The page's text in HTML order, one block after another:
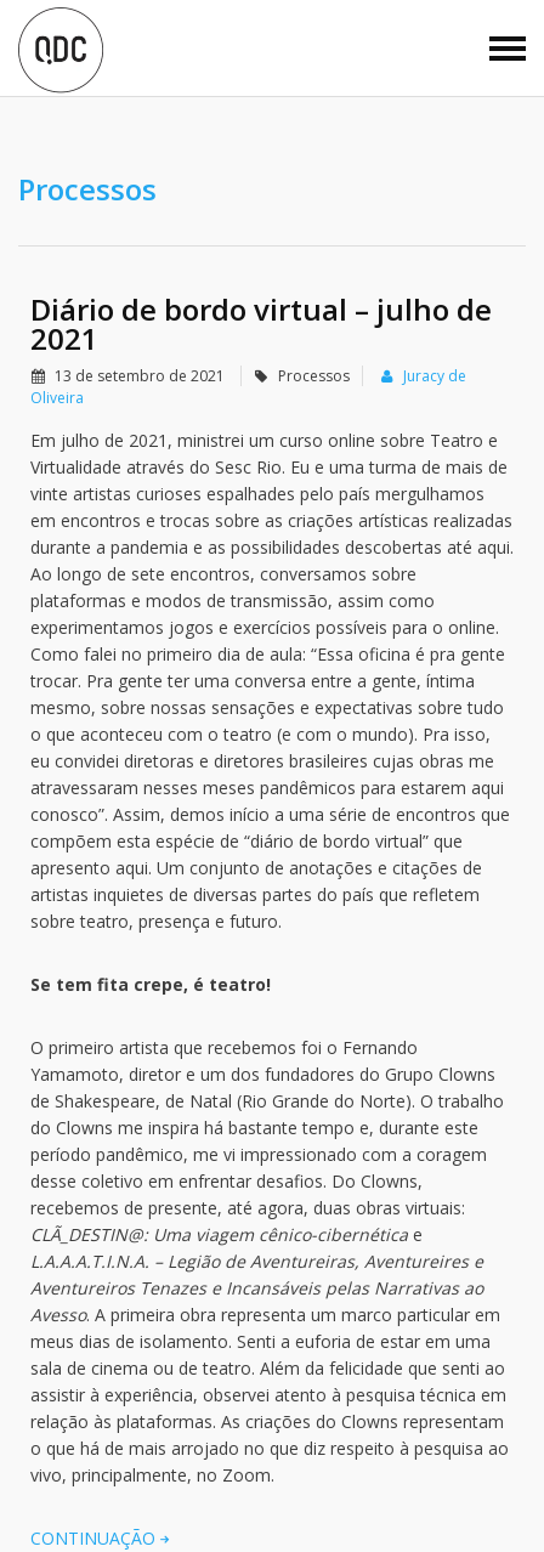
Processos
Diário de bordo virtual – julho de
2021
13 de setembro de 2021 Processos
Juracy de
Oliveira
Em julho de 2021, ministrei um curso online sobre Teatro e
Virtualidade através do Sesc Rio. Eu e uma turma de mais de
vinte artistas curioses espalhades pelo país mergulhamos
em encontros e trocas sobre as criações artísticas realizadas
durante a pandemia e as possibilidades descobertas até aqui.
Ao longo de sete encontros, conversamos sobre
plataformas e modos de transmissão, assim como
experimentamos jogos e exercícios possíveis para o online.
Como falei no primeiro dia de aula: “Essa oficina é pra gente
trocar. Pra gente ter uma conversa entre a gente, íntima
mesmo, sobre nossas sensações e expectativas sobre tudo
o que aconteceu com o teatro (e com o mundo). Pra isso,
eu convidei diretoras e diretores brasileires cujas obras me
atravessaram nesses meses pandêmicos para estarem aqui
conosco”. Assim, demos início a uma série de encontros que
compõem esta espécie de “diário de bordo virtual” que
apresento aqui. Um conjunto de anotações e citações de
artistas inquietes de diversas partes do país que refletem
sobre teatro, presença e futuro.
Se tem fita crepe, é teatro!
O primeiro artista que recebemos foi o Fernando
Yamamoto, diretor e um dos fundadores do Grupo Clowns
de Shakespeare, de Natal (Rio Grande do Norte). O trabalho
do Clowns me inspira há bastante tempo e, durante este
período pandêmico, me vi impressionado com a coragem
desse coletivo em enfrentar desafios. Do Clowns,
recebemos de presente, até agora, duas obras virtuais:
CLÃ_DESTIN@: Uma viagem cênico-cibernética e
L.A.A.A.T.I.N.A. – Legião de Aventureiras, Aventureires e
Aventureiros Tenazes e Incansáveis pelas Narrativas ao
Avesso. A primeira obra representa um marco particular em
meus dias de isolamento. Senti a euforia de estar em uma
sala de cinema ou de teatro. Além da felicidade que senti ao
assistir à experiência, observei atento à pesquisa técnica em
relação às plataformas. As criações do Clowns representam
o que há de mais arrojado no que diz respeito à pesquisa ao
vivo, principalmente, no Zoom.
CONTINUAÇÃO